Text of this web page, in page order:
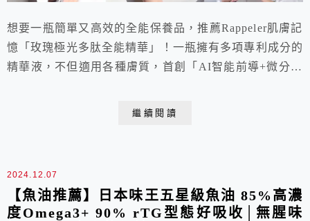
想要一瓶簡單又高效的全能保養品，推薦Rappeler肌膚記
憶「玫瑰極光多肽全能精華」！一瓶擁有多項專利成分的
精華液，不但適用各種膚質，首創「AI智能前導+微分子
繼續閱讀
2024.12.07
【魚油推薦】日本味王五星級魚油 85%高濃
度Omega3+ 90% rTG型態好吸收│無腥味